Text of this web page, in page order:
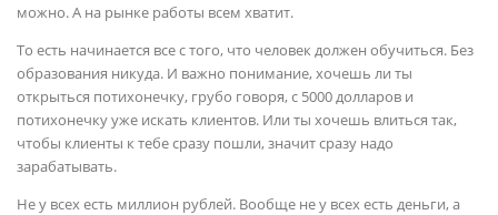
можно. А на рынке работы всем хватит.
То есть начинается все с того, что человек должен обучиться. Без
образования никуда. И важно понимание, хочешь ли ты
открыться потихонечку, грубо говоря, с 5000 долларов и
потихонечку уже искать клиентов. Или ты хочешь влиться так,
чтобы клиенты к тебе сразу пошли, значит сразу надо
зарабатывать.
Не у всех есть миллион рублей. Вообще не у всех есть деньги, а